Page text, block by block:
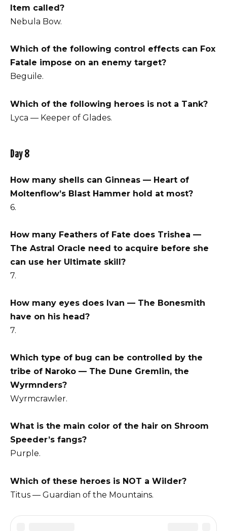
Item called?
Nebula Bow.
Which of the following control effects can Fox
Fatale impose on an enemy target?
Beguile.
Which of the following heroes is not a Tank?
Lyca — Keeper of Glades.
Day 8
How many shells can Ginneas — Heart of
Moltenflow’s Blast Hammer hold at most?
6.
How many Feathers of Fate does Trishea —
The Astral Oracle need to acquire before she
can use her Ultimate skill?
7.
How many eyes does Ivan — The Bonesmith
have on his head?
7.
Which type of bug can be controlled by the
tribe of Naroko — The Dune Gremlin, the
Wyrmnders?
Wyrmcrawler.
What is the main color of the hair on Shroom
Speeder’s fangs?
Purple.
Which of these heroes is NOT a Wilder?
Titus — Guardian of the Mountains.